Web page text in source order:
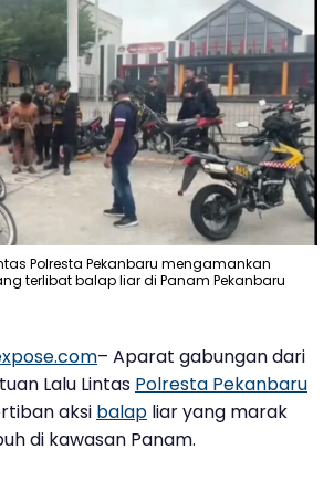
Polresta Pekanbaru mengamankan
terlibat balap liar di Panam Pekanbaru
– Aparat gabungan dari
Lalu Lintas Polresta Pekanbaru
aksi balap liar yang marak
di kawasan Panam.